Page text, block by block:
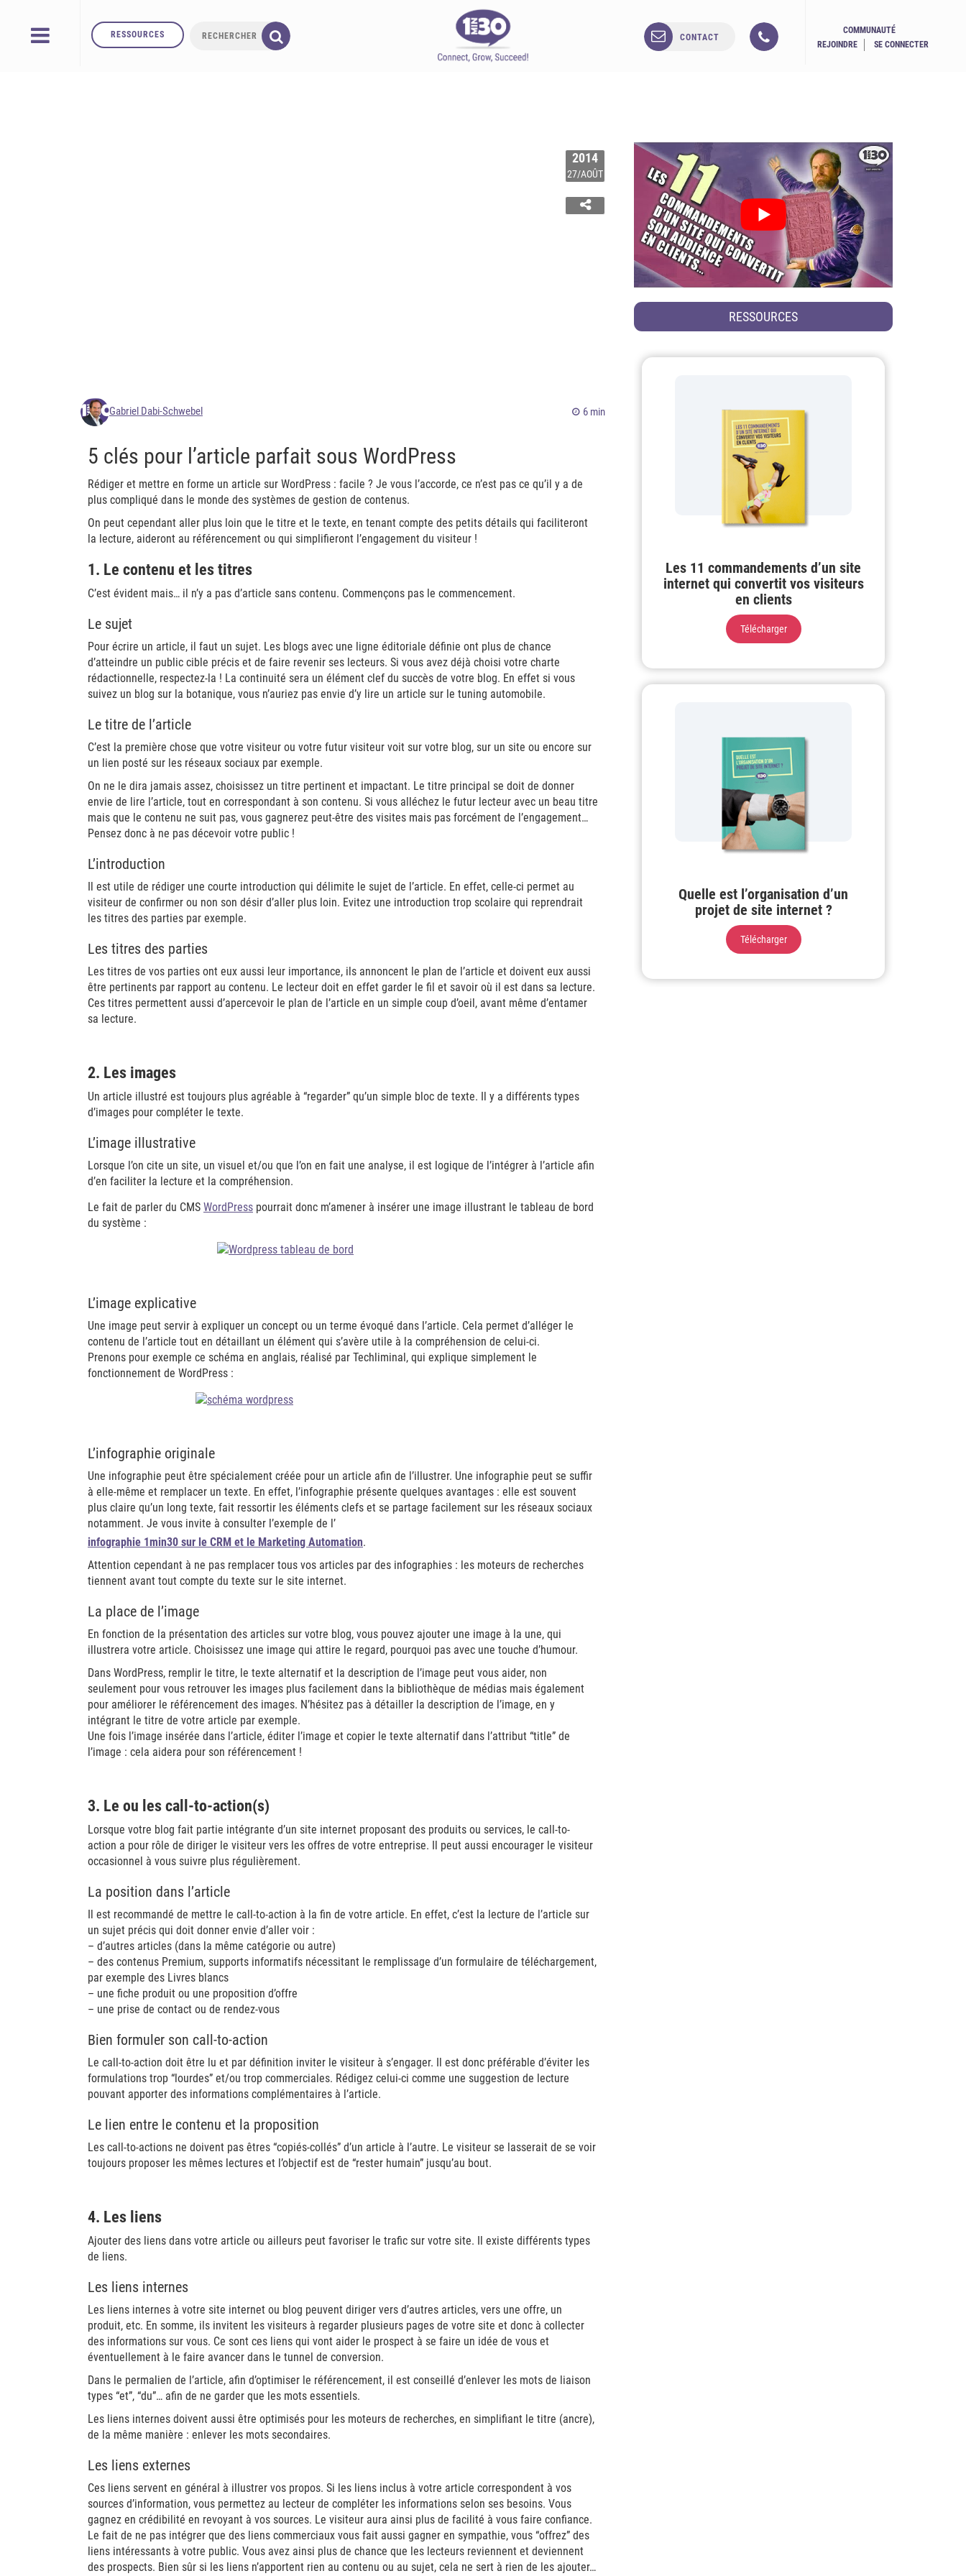
RESSOURCES CONTACT
COMMUNAUTÉ
REJOINDRE
SE CONNECTER
2014
27/AOÛT
Gabriel Dabi-Schwebel 6 min
5 clés pour l’article parfait sous WordPress
Rédiger et mettre en forme un article sur WordPress : facile ? Je vous l’accorde, ce n’est pas ce qu’il y a de
plus compliqué dans le monde des systèmes de gestion de contenus.
On peut cependant aller plus loin que le titre et le texte, en tenant compte des petits détails qui faciliteront
la lecture, aideront au référencement ou qui simplifieront l’engagement du visiteur !
1. Le contenu et les titres
C’est évident mais… il n’y a pas d’article sans contenu. Commençons pas le commencement.
Le sujet
Pour écrire un article, il faut un sujet. Les blogs avec une ligne éditoriale définie ont plus de chance
d’atteindre un public cible précis et de faire revenir ses lecteurs. Si vous avez déjà choisi votre charte
rédactionnelle, respectez-la ! La continuité sera un élément clef du succès de votre blog. En effet si vous
suivez un blog sur la botanique, vous n’auriez pas envie d’y lire un article sur le tuning automobile.
Le titre de l’article
C’est la première chose que votre visiteur ou votre futur visiteur voit sur votre blog, sur un site ou encore sur
un lien posté sur les réseaux sociaux par exemple.
On ne le dira jamais assez, choisissez un titre pertinent et impactant. Le titre principal se doit de donner
envie de lire l’article, tout en correspondant à son contenu. Si vous alléchez le futur lecteur avec un beau titre
mais que le contenu ne suit pas, vous gagnerez peut-être des visites mais pas forcément de l’engagement…
Pensez donc à ne pas décevoir votre public !
L’introduction
Il est utile de rédiger une courte introduction qui délimite le sujet de l’article. En effet, celle-ci permet au
visiteur de confirmer ou non son désir d’aller plus loin. Evitez une introduction trop scolaire qui reprendrait
les titres des parties par exemple.
Les titres des parties
Les titres de vos parties ont eux aussi leur importance, ils annoncent le plan de l’article et doivent eux aussi
être pertinents par rapport au contenu. Le lecteur doit en effet garder le fil et savoir où il est dans sa lecture.
Ces titres permettent aussi d’apercevoir le plan de l’article en un simple coup d’oeil, avant même d’entamer
sa lecture.
2. Les images
Un article illustré est toujours plus agréable à “regarder” qu’un simple bloc de texte. Il y a différents types
d’images pour compléter le texte.
L’image illustrative
Lorsque l’on cite un site, un visuel et/ou que l’on en fait une analyse, il est logique de l’intégrer à l’article afin
d’en faciliter la lecture et la compréhension.
Le fait de parler du CMS WordPress pourrait donc m’amener à insérer une image illustrant le tableau de bord
du système :
L’image explicative
Une image peut servir à expliquer un concept ou un terme évoqué dans l’article. Cela permet d’alléger le
contenu de l’article tout en détaillant un élément qui s’avère utile à la compréhension de celui-ci.
Prenons pour exemple ce schéma en anglais, réalisé par Techliminal, qui explique simplement le
fonctionnement de WordPress :
L’infographie originale
Une infographie peut être spécialement créée pour un article afin de l’illustrer. Une infographie peut se suffir
à elle-même et remplacer un texte. En effet, l’infographie présente quelques avantages : elle est souvent
plus claire qu’un long texte, fait ressortir les éléments clefs et se partage facilement sur les réseaux sociaux
notamment. Je vous invite à consulter l’exemple de l’
infographie 1min30 sur le CRM et le Marketing Automation.
Attention cependant à ne pas remplacer tous vos articles par des infographies : les moteurs de recherches
tiennent avant tout compte du texte sur le site internet.
La place de l’image
En fonction de la présentation des articles sur votre blog, vous pouvez ajouter une image à la une, qui
illustrera votre article. Choisissez une image qui attire le regard, pourquoi pas avec une touche d’humour.
Dans WordPress, remplir le titre, le texte alternatif et la description de l’image peut vous aider, non
seulement pour vous retrouver les images plus facilement dans la bibliothèque de médias mais également
pour améliorer le référencement des images. N’hésitez pas à détailler la description de l’image, en y
intégrant le titre de votre article par exemple.
Une fois l’image insérée dans l’article, éditer l’image et copier le texte alternatif dans l’attribut “title” de
l’image : cela aidera pour son référencement !
3. Le ou les call-to-action(s)
Lorsque votre blog fait partie intégrante d’un site internet proposant des produits ou services, le call-to-
action a pour rôle de diriger le visiteur vers les offres de votre entreprise. Il peut aussi encourager le visiteur
occasionnel à vous suivre plus régulièrement.
La position dans l’article
Il est recommandé de mettre le call-to-action à la fin de votre article. En effet, c’est la lecture de l’article sur
un sujet précis qui doit donner envie d’aller voir :
– d’autres articles (dans la même catégorie ou autre)
– des contenus Premium, supports informatifs nécessitant le remplissage d’un formulaire de téléchargement,
par exemple des Livres blancs
– une fiche produit ou une proposition d’offre
– une prise de contact ou de rendez-vous
Bien formuler son call-to-action
Le call-to-action doit être lu et par définition inviter le visiteur à s’engager. Il est donc préférable d’éviter les
formulations trop “lourdes” et/ou trop commerciales. Rédigez celui-ci comme une suggestion de lecture
pouvant apporter des informations complémentaires à l’article.
Le lien entre le contenu et la proposition
Les call-to-actions ne doivent pas êtres “copiés-collés” d’un article à l’autre. Le visiteur se lasserait de se voir
toujours proposer les mêmes lectures et l’objectif est de “rester humain” jusqu’au bout.
4. Les liens
Ajouter des liens dans votre article ou ailleurs peut favoriser le trafic sur votre site. Il existe différents types
de liens.
Les liens internes
Les liens internes à votre site internet ou blog peuvent diriger vers d’autres articles, vers une offre, un
produit, etc. En somme, ils invitent les visiteurs à regarder plusieurs pages de votre site et donc à collecter
des informations sur vous. Ce sont ces liens qui vont aider le prospect à se faire un idée de vous et
éventuellement à le faire avancer dans le tunnel de conversion.
Dans le permalien de l’article, afin d’optimiser le référencement, il est conseillé d’enlever les mots de liaison
types “et”, “du”… afin de ne garder que les mots essentiels.
Les liens internes doivent aussi être optimisés pour les moteurs de recherches, en simplifiant le titre (ancre),
de la même manière : enlever les mots secondaires.
Les liens externes
Ces liens servent en général à illustrer vos propos. Si les liens inclus à votre article correspondent à vos
sources d’information, vous permettez au lecteur de compléter les informations selon ses besoins. Vous
gagnez en crédibilité en revoyant à vos sources. Le visiteur aura ainsi plus de facilité à vous faire confiance.
Le fait de ne pas intégrer que des liens commerciaux vous fait aussi gagner en sympathie, vous “offrez” des
liens intéressants à votre public. Vous avez ainsi plus de chance que les lecteurs reviennent et deviennent
des prospects. Bien sûr si les liens n’apportent rien au contenu ou au sujet, cela ne sert à rien de les ajouter…
RESSOURCES
Les 11 commandements d’un site
internet qui convertit vos visiteurs
en clients
Télécharger
Quelle est l’organisation d’un
projet de site internet ?
Télécharger